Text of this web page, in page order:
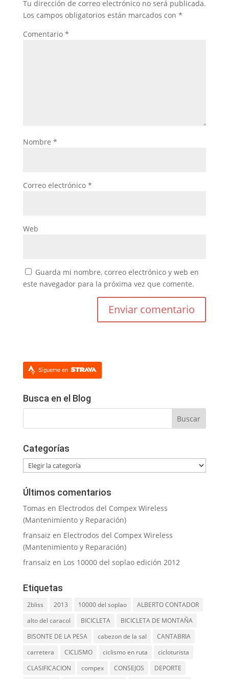
Tu dirección de correo electrónico no será publicada.
Los campos obligatorios están marcados con *
Comentario *
Nombre *
Correo electrónico *
Web
Guarda mi nombre, correo electrónico y web en
este navegador para la próxima vez que comente.
Sígueme en
Busca en el Blog
Categorías
Categorías
Últimos comentarios
Tomas en Electrodos del Compex Wireless
(Mantenimiento y Reparación)
fransaiz en Electrodos del Compex Wireless
(Mantenimiento y Reparación)
fransaiz en Los 10000 del soplao edición 2012
Etiquetas
2bliss 2013 10000 del soplao
ALBERTO CONTADOR
alto del caracol
BICICLETA
BICICLETA DE MONTAÑA
BISONTE DE LA PESA
cabezon de la sal
CANTABRIA
carretera
CICLISMO ciclismo en ruta
cicloturista
CLASIFICACION
compex CONSEJOS DEPORTE